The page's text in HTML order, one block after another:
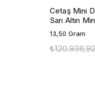
Cetaş Mini
Sarı Altın
13,50 Gram
₺120.936,92